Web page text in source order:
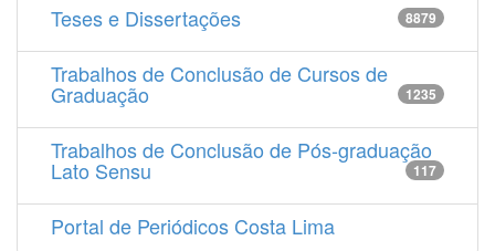
Teses e Dissertações 8879
Trabalhos de Conclusão de Cursos de
Graduação 1235
Trabalhos de Conclusão de Pós-graduação
Lato Sensu 117
Portal de Periódicos Costa Lima